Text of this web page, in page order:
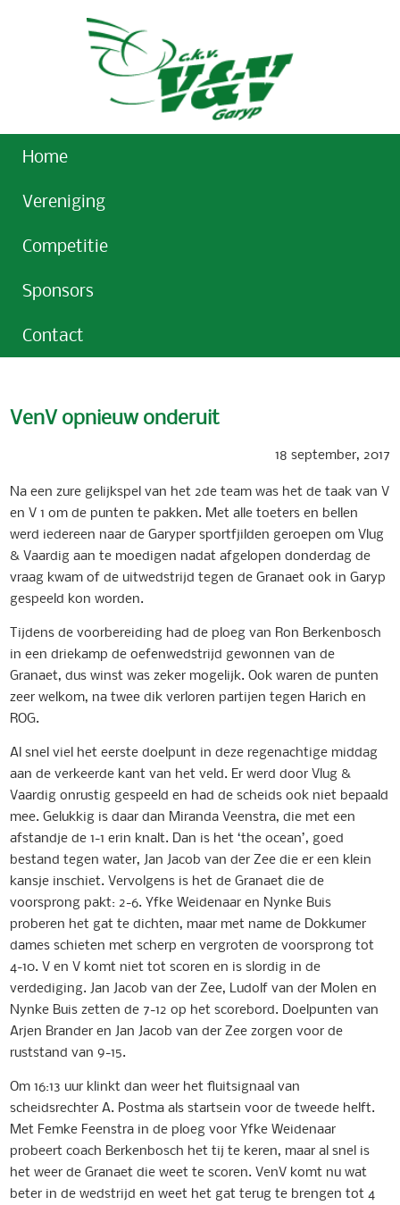
Home
Vereniging
Competitie
Sponsors
Contact
VenV opnieuw onderuit
18 september, 2017
Na een zure gelijkspel van het 2de team was het de taak van V
en V 1 om de punten te pakken. Met alle toeters en bellen
werd iedereen naar de Garyper sportfjilden geroepen om Vlug
& Vaardig aan te moedigen nadat afgelopen donderdag de
vraag kwam of de uitwedstrijd tegen de Granaet ook in Garyp
gespeeld kon worden.
Tijdens de voorbereiding had de ploeg van Ron Berkenbosch
in een driekamp de oefenwedstrijd gewonnen van de
Granaet, dus winst was zeker mogelijk. Ook waren de punten
zeer welkom, na twee dik verloren partijen tegen Harich en
ROG.
Al snel viel het eerste doelpunt in deze regenachtige middag
aan de verkeerde kant van het veld. Er werd door Vlug &
Vaardig onrustig gespeeld en had de scheids ook niet bepaald
mee. Gelukkig is daar dan Miranda Veenstra, die met een
afstandje de 1-1 erin knalt. Dan is het ‘the ocean’, goed
bestand tegen water, Jan Jacob van der Zee die er een klein
kansje inschiet. Vervolgens is het de Granaet die de
voorsprong pakt: 2-6. Yfke Weidenaar en Nynke Buis
proberen het gat te dichten, maar met name de Dokkumer
dames schieten met scherp en vergroten de voorsprong tot
4-10. V en V komt niet tot scoren en is slordig in de
verdediging. Jan Jacob van der Zee, Ludolf van der Molen en
Nynke Buis zetten de 7-12 op het scorebord. Doelpunten van
Arjen Brander en Jan Jacob van der Zee zorgen voor de
ruststand van 9-15.
Om 16:13 uur klinkt dan weer het fluitsignaal van
scheidsrechter A. Postma als startsein voor de tweede helft.
Met Femke Feenstra in de ploeg voor Yfke Weidenaar
probeert coach Berkenbosch het tij te keren, maar al snel is
het weer de Granaet die weet te scoren. VenV komt nu wat
beter in de wedstrijd en weet het gat terug te brengen tot 4